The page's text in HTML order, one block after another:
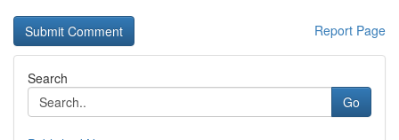
Report Page
Search
Go